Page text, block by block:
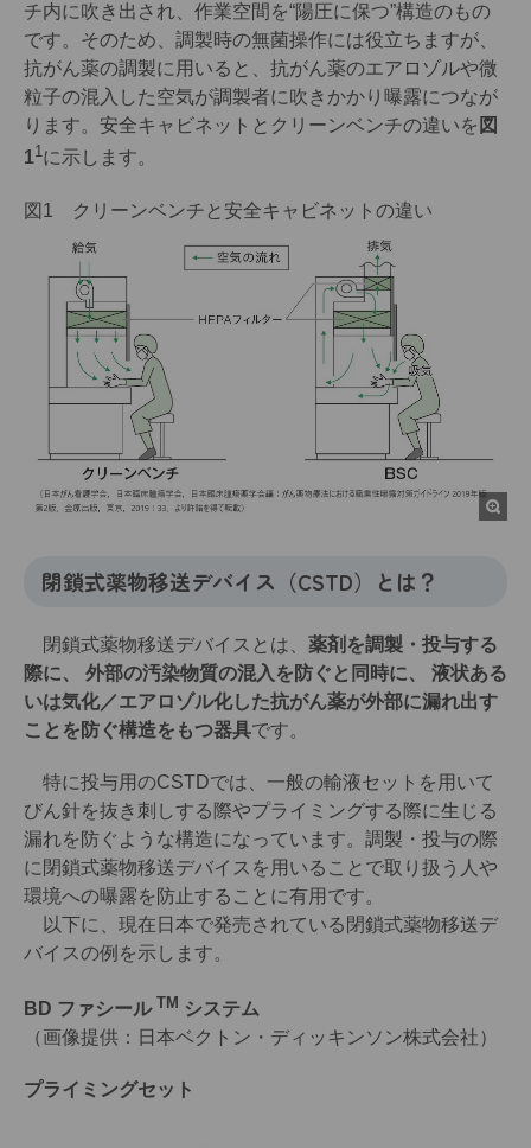
チ内に吹き出され、作業空間を“陽圧に保つ”構造のもの
です。そのため、調製時の無菌操作には役立ちますが、
抗がん薬の調製に用いると、抗がん薬のエアロゾルや微
粒子の混入した空気が調製者に吹きかかり曝露につなが
ります。安全キャビネットとクリーンベンチの違いを 図
11に示します。
図1 クリーンベンチと安全キャビネットの違い
閉鎖式薬物移送デバイス（CSTD）とは？
閉鎖式薬物移送デバイスとは、 薬剤を調製・投与する
際に、 外部の汚染物質の混入を防ぐと同時に、 液状ある
いは気化／エアロゾル化した抗がん薬が外部に漏れ出す
ことを防ぐ構造をもつ器具です。
特に投与用のCSTDでは、一般の輸液セットを用いて
びん針を抜き刺しする際やプライミングする際に生じる
漏れを防ぐような構造になっています。調製・投与の際
に閉鎖式薬物移送デバイスを用いることで取り扱う人や
環境への曝露を防止することに有用です。
以下に、現在日本で発売されている閉鎖式薬物移送デ
バイスの例を示します。
BD ファシール TM システム
（画像提供：日本ベクトン・ディッキンソン株式会社）
プライミングセット